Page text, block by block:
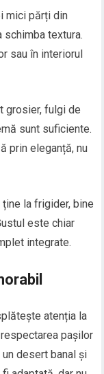
mici părți din
textura.
sau în interiorul
grosier, fulgi de
sunt suficiente.
prin eleganță, nu
la frigider, bine
este chiar
integrate.
atenția la
pașilor
desert banal și